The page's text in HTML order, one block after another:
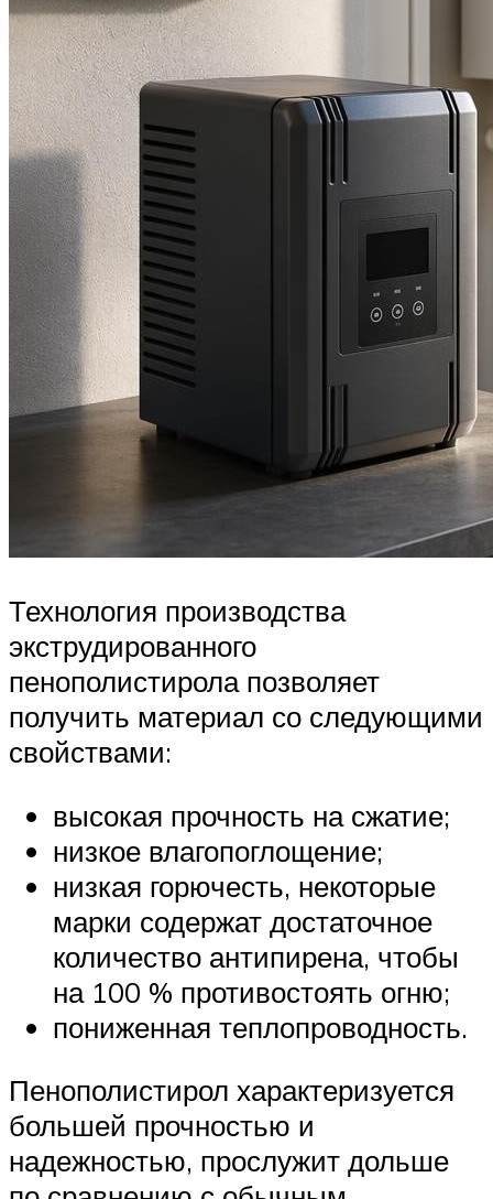
Технология производства
экструдированного
пенополистирола позволяет
получить материал со следующими
свойствами:
высокая прочность на сжатие;
низкое влагопоглощение;
низкая горючесть, некоторые
марки содержат достаточное
количество антипирена, чтобы
на 100 % противостоять огню;
пониженная теплопроводность.
Пенополистирол характеризуется
большей прочностью и
надежностью, прослужит дольше